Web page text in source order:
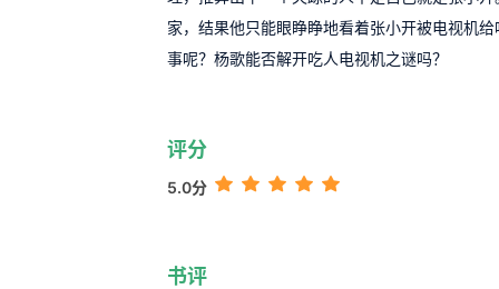
家，结果他只能眼睁睁地看着张小开被电视机
事呢？杨歌能否解开吃人电视机之谜吗？
评分
5.0分
书评